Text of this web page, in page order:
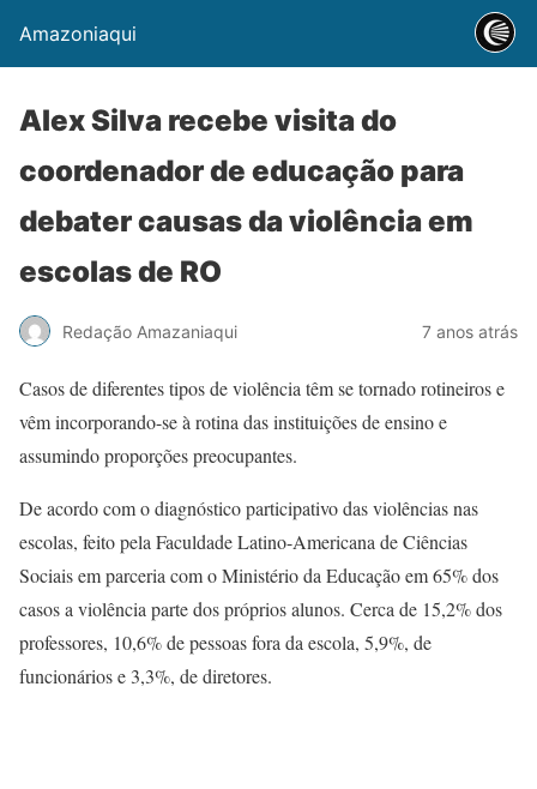
Amazoniaqui
Alex Silva recebe visita do
coordenador de educação para
debater causas da violência em
escolas de RO
Redação Amazaniaqui 7 anos atrás
Casos de diferentes tipos de violência têm se tornado rotineiros e
vêm incorporando-se à rotina das instituições de ensino e
assumindo proporções preocupantes.
De acordo com o diagnóstico participativo das violências nas
escolas, feito pela Faculdade Latino-Americana de Ciências
Sociais em parceria com o Ministério da Educação em 65% dos
casos a violência parte dos próprios alunos. Cerca de 15,2% dos
professores, 10,6% de pessoas fora da escola, 5,9%, de
funcionários e 3,3%, de diretores.